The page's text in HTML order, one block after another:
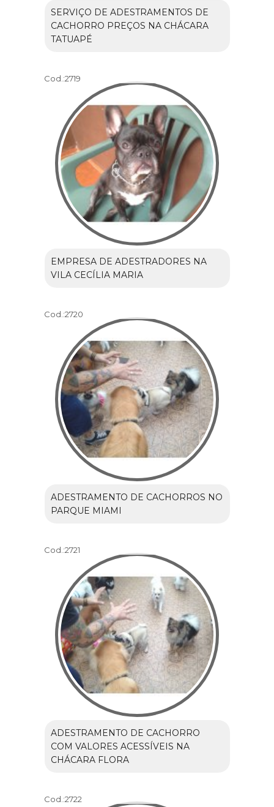
SERVIÇO DE ADESTRAMENTOS DE
CACHORRO PREÇOS NA CHÁCARA
TATUAPÉ
Cod.:2719
EMPRESA DE ADESTRADORES NA
VILA CECÍLIA MARIA
Cod.:2720
ADESTRAMENTO DE CACHORROS NO
PARQUE MIAMI
Cod.:2721
ADESTRAMENTO DE CACHORRO
COM VALORES ACESSÍVEIS NA
CHÁCARA FLORA
Cod.:2722